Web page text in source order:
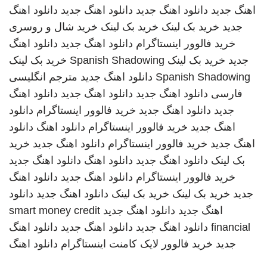
اهنگ جدید دانلود اهنگ جدید دانلود اهنگ جدید دانلود اهنگ
جدید خرید بک لینک خرید بک لینک خرید شال و روسری
خرید فالوور اینستاگرام دانلود اهنگ جدید دانلود اهنگ
جدید خرید بک لینک Spanish Shadowing خرید بک لینک
Spanish Shadowing دانلود اهنگ جدید مترجم انگلیسی
فارسی دانلود اهنگ جدید دانلود اهنگ جدید دانلود اهنگ
جدید دانلود اهنگ جدید خرید فالوور اینستاگرام دانلود
اهنگ جدید خرید فالوور اینستاگرام دانلود اهنگ دانلود
اهنگ جدید خرید فالوور اینستاگرام دانلود اهنگ جدید خرید
بک لینک دانلود اهنگ جدید دانلود اهنگ دانلود اهنگ جدید
خرید فالوور اینستاگرام دانلود اهنگ جدید دانلود اهنگ
جدید خرید بک لینک خرید بک لینک دانلود اهنگ جدید دانلود
اهنگ جدید دانلود اهنگ جدید smart money credit
financial دانلود اهنگ جدید دانلود اهنگ جدید دانلود اهنگ
جدید خرید فالوور لایک کامنت اینستاگرام دانلود اهنگ